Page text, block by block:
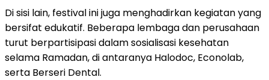
Disisi lain, festivalinijuga menghadirkan kegiatanyang
bersifat edukatif. Beberapa lembagadan perusahaan
turut berpartisipasidalamsosialisasi kesehatan
selama Ramadan,diantaranya Halodoc, Econolab,
serta Berseri Dental.